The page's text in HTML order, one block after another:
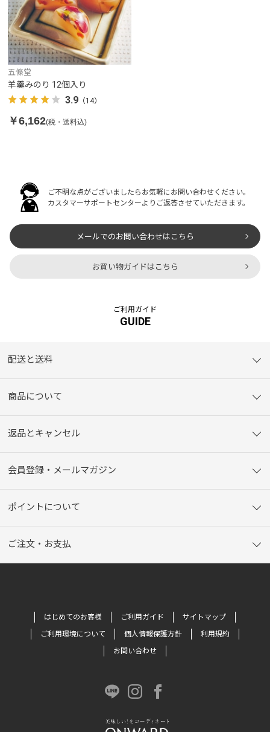
五條堂
羊羹みのり 12個入り
3.9 （14）
￥6,162(税・送料込)
ご不明な点がございましたらお気軽にお問い合わせください。
カスタマーサポートセンターよりご返答させていただきます。
メールでのお問い合わせはこちら
お買い物ガイドはこちら
ご利用ガイド
GUIDE
配送と送料
商品について
返品とキャンセル
会員登録・メールマガジン
ポイントについて
ご注文・お支払
はじめてのお客様 ご利用ガイド
サイトマップ
ご利用環境について
個人情報保護方針
利用規約
お問い合わせ